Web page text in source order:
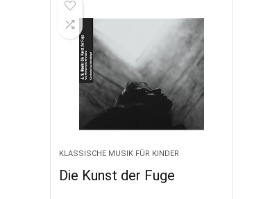
KLASSISCHE MUSIK FÜR KINDER
Die Kunst der Fuge